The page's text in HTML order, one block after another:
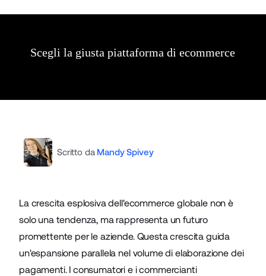
Scegli la giusta piattaforma di ecommerce
Scritto da Mandy Spivey
La crescita esplosiva dell'ecommerce globalenon è
solo una tendenza, ma rappresenta un futuro
promettente per le aziende. Questa crescita guida
un'espansione parallela nel volume di elaborazione dei
pagamenti. I consumatori e i commercianti